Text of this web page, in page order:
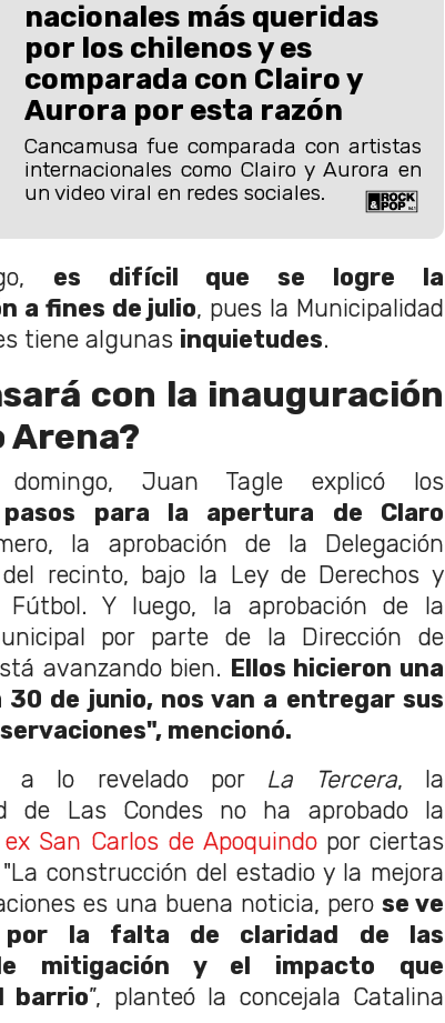
nacionales más queridas
por los chilenos y es
comparada con Clairo y
Aurora por esta razón
Cancamusa fue comparada con artistas
internacionales como Clairo y Aurora en
un video viral en redes sociales.
es difícil que se logre la
a fines de julio, pues la Municipalidad
tiene algunas inquietudes.
con la inauguración
Arena?
Juan Tagle explicó los
para la apertura de Claro
la aprobación de la Delegación
del recinto, bajo la Ley de Derechos y
Fútbol. Y luego, la aprobación de la
por parte de la Dirección de
avanzando bien. Ellos hicieron una
de junio, nos van a entregar sus
mencionó.
a lo revelado por La Tercera, la
de Las Condes no ha aprobado la
ex San Carlos de Apoquindopor ciertas
construcción del estadio y la mejora
es una buena noticia, pero se ve
por la falta de claridad de las
mitigación y el impacto que
barrio”, planteó la concejala Catalina